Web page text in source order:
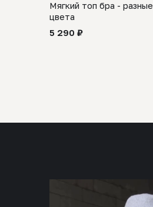
Мягкий топ бра - разные
цвета
5 290 ₽